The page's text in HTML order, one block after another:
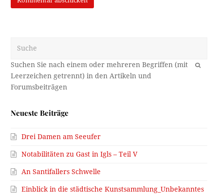
OK
Neueste Beiträge
Drei Damen am Seeufer
Notabilitäten zu Gast in Igls – Teil V
An Santifallers Schwelle
Einblick in die städtische Kunstsammlung_Unbekanntes